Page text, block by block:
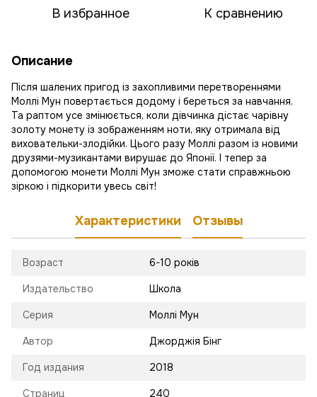
В избранное К сравнению
Описание
Після шалених пригод із захопливими перетвореннями
Моллі Мун повертається додому і береться за навчання.
Та раптом усе змінюється, коли дівчинка дістає чарівну
золоту монету із зображенням ноти, яку отримала від
виховательки-злодійки. Цього разу Моллі разом із новими
друзями-музикантами вирушає до Японії. І тепер за
допомогою монети Моллі Мун зможе стати справжньою
зіркою і підкорити увесь світ!
Характеристики Отзывы
Возраст 6-10 років
Издательство Школа
Серия Моллі Мун
Автор Джорджія Бінг
Год издания 2018
Страниц 240